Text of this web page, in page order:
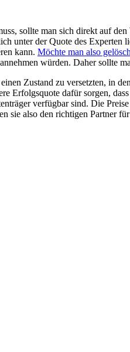
sollte man sich direkt auf
unter der Quote des Experten
kann. Möchte man also
würden. Daher sollte
Zustand zu versetzten, in
Erfolgsquote dafür sorgen,
verfügbar sind. Die
also den richtigen Partner